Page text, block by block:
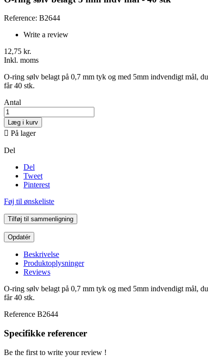
Reference: B2644
Write a review
12,75 kr.
Inkl. moms
O-ring sølv belagt på 0,7 mm tyk og med 5mm indvendigt mål, du
får 40 stk.
Antal
Læg i kurv
 På lager
Del
Del
Tweet
Pinterest
Føj til ønskeliste
Tilføj til sammenligning
Beskrivelse
Produktoplysninger
Reviews
O-ring sølv belagt på 0,7 mm tyk og med 5mm indvendigt mål, du
får 40 stk.
Reference B2644
Specifikke referencer
Be the first to write your review !